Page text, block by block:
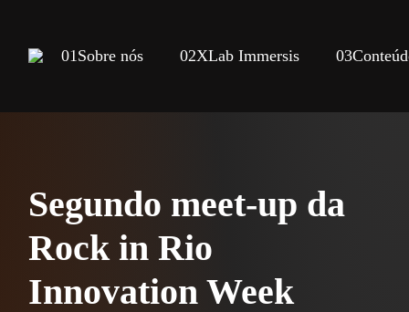
01 Sobre nós 02XLab Immersis 03
Segundo meet-up da
Rock in Rio
Innovation Week